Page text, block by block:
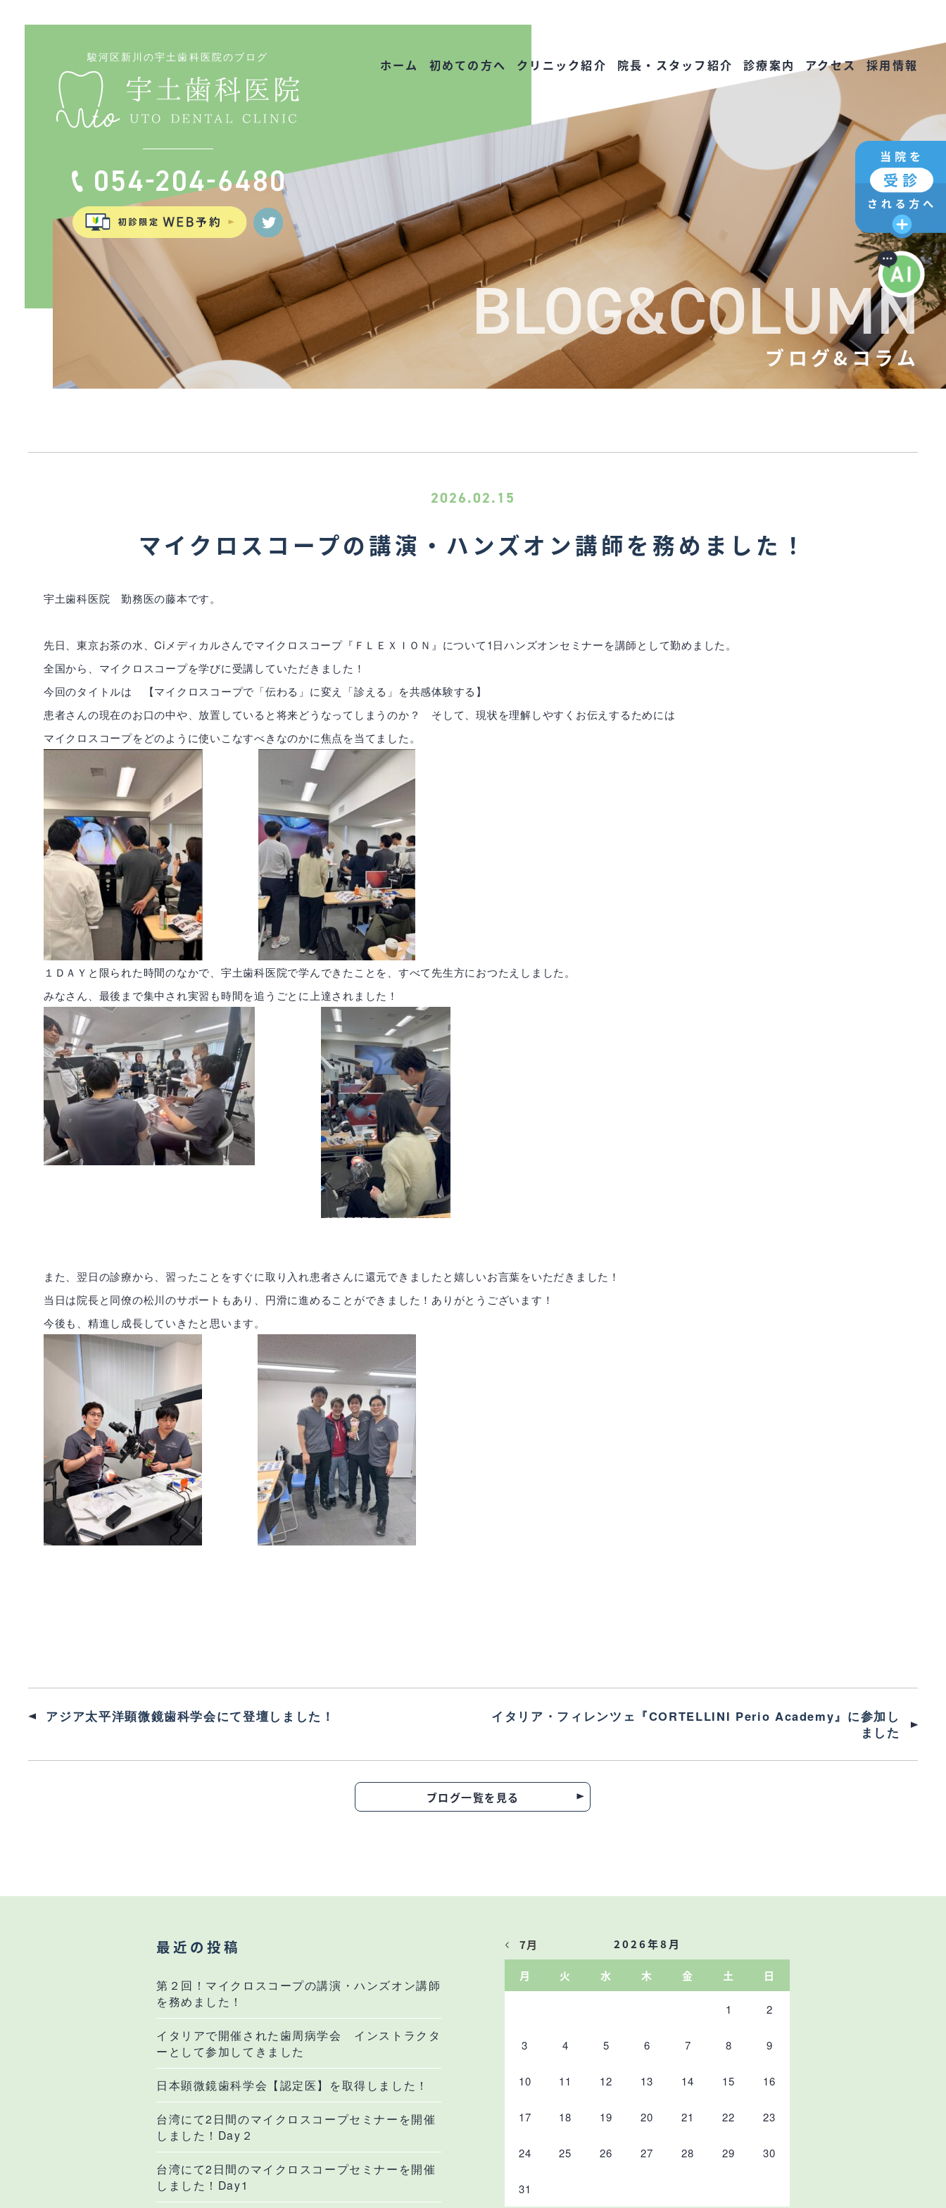
駿河区新川の宇土歯科医院のブログ ホーム 初めての方へ クリニック紹介 院長・スタッフ紹介 診療案内 アクセス 採用情報
BLOG&COLUMN
ブログ&コラム
2026.02.15
マイクロスコープの講演・ハンズオン講師を務めました！
宇土歯科医院 勤務医の藤本です。
先日、東京お茶の水、Ciメディカルさんでマイクロスコープ『ＦＬＥＸＩＯＮ』について1日ハンズオンセミナーを講師として勤めました。
全国から、マイクロスコープを学びに受講していただきました！
今回のタイトルは 【マイクロスコープで「伝わる」に変え「診える」を共感体験する】
患者さんの現在のお口の中や、放置していると将来どうなってしまうのか？ そして、現状を理解しやすくお伝えするためには
マイクロスコープをどのように使いこなすべきなのかに焦点を当てました。
１ＤＡＹと限られた時間のなかで、宇土歯科医院で学んできたことを、すべて先生方におつたえしました。
みなさん、最後まで集中され実習も時間を追うごとに上達されました！
また、翌日の診療から、習ったことをすぐに取り入れ患者さんに還元できましたと嬉しいお言葉をいただきました！
当日は院長と同僚の松川のサポートもあり、円滑に進めることができました！ありがとうございます！
今後も、精進し成長していきたと思います。
アジア太平洋顕微鏡歯科学会にて登壇しました！
イタリア・フィレンツェ『CORTELLINI Perio Academy』に参加し
ました
ブログ一覧を見る
最近の投稿
第２回！マイクロスコープの講演・ハンズオン講師
を務めました！
イタリアで開催された歯周病学会 インストラクタ
ーとして参加してきました
日本顕微鏡歯科学会【認定医】を取得しました！
台湾にて2日間のマイクロスコープセミナーを開催
しました！Day２
台湾にて2日間のマイクロスコープセミナーを開催
しました！Day1
2026年8月
月 火 水 木 金 土 日
7月
1 2
3 4 5 6 7 8 9
10 11 12 13 14 15 16
17 18 19 20 21 22 23
24 25 26 27 28 29 30
31